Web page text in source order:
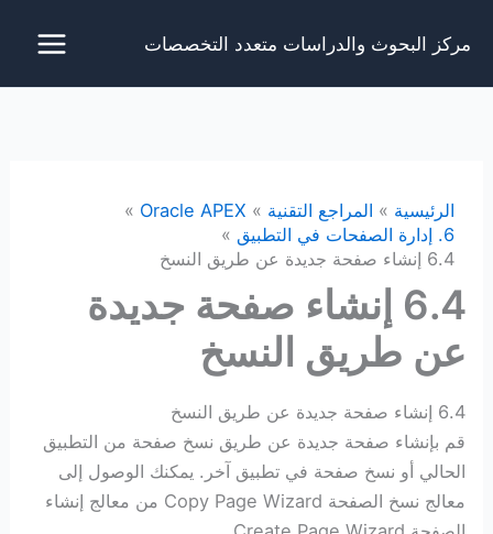
مركز البحوث والدراسات متعدد التخصصات
الرئيسية المراجع التقنية
Oracle APEX
6. إدارة الصفحات في التطبيق
6.4 إنشاء صفحة جديدة عن طريق النسخ
6.4 إنشاء صفحة جديدة
عن طريق النسخ
6.4 إنشاء صفحة جديدة عن طريق النسخ
قم بإنشاء صفحة جديدة عن طريق نسخ صفحة من التطبيق
الحالي أو نسخ صفحة في تطبيق آخر. يمكنك الوصول إلى
معالج نسخ الصفحة Copy Page Wizard من معالج إنشاء